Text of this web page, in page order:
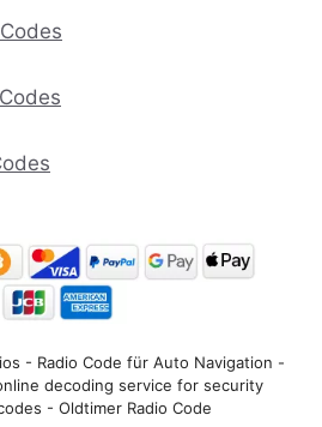
- Radio Code für Auto Navigation -
decoding service for security
- Oldtimer Radio Code